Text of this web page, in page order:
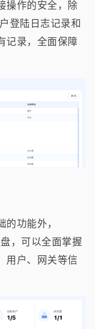
操作的安全，除
登陆日志记录和
记录，全面保障
功能外，
，可以全面掌握
用户、网关等信